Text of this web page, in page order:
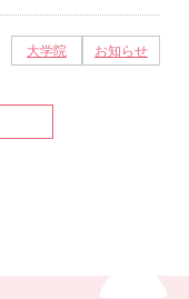
大学院 お知らせ